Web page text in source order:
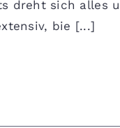
dreht sich alles
bie [...]